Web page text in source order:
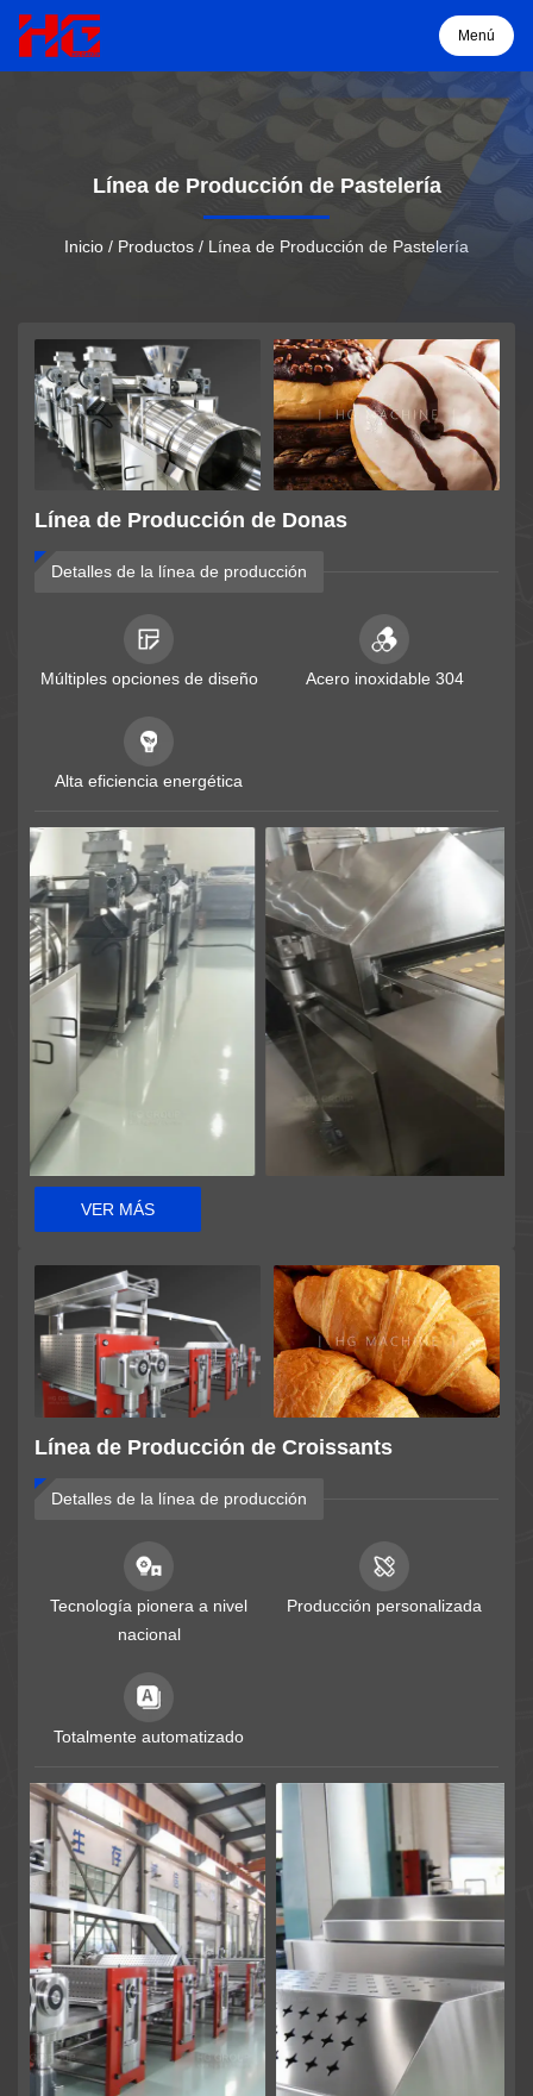
Menú
Sobre
Solución
Proyectos
Perspectivas
Línea de Producción de Pastelería
Inicio / Productos / Línea de Producción de Pastelería
Línea de Producción de Donas
Detalles de la línea de producción
Múltiples opciones de diseño Acero inoxidable 304
Alta eficiencia energética
VER MÁS
Línea de Producción de Croissants
Detalles de la línea de producción
Tecnología pionera a nivel
nacional
Producción personalizada
Totalmente automatizado